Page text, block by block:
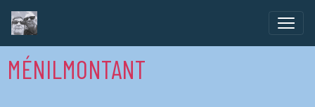
MÉNILMONTANT